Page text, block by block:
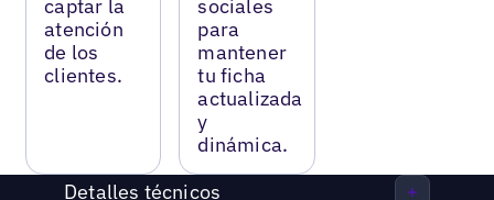
captar la
atención
de los
clientes.
sociales
para
mantener
tu ficha
actualizada
y
dinámica.
Detalles técnicos